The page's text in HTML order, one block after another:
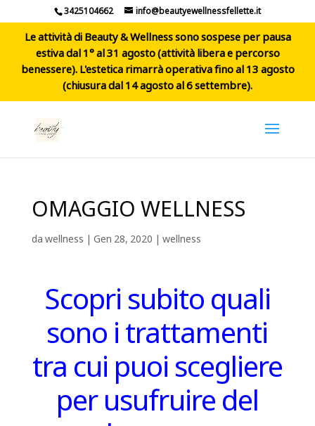
3425104662 info@beautyewellnessfellette.it
Le attività di Beauty & Wellness sono sospese per pausa
estiva dal 1° al 31 agosto (attività libera e percorso
benessere). L'estetica rimarrà operativa fino al 13 agosto
(chiusura dal 14 agosto al 6 settembre).
OMAGGIO WELLNESS
dawellness | Gen 28, 2020 | wellness
Scopri subito quali
sono i trattamenti
tra cui puoi scegliere
per usufruire del